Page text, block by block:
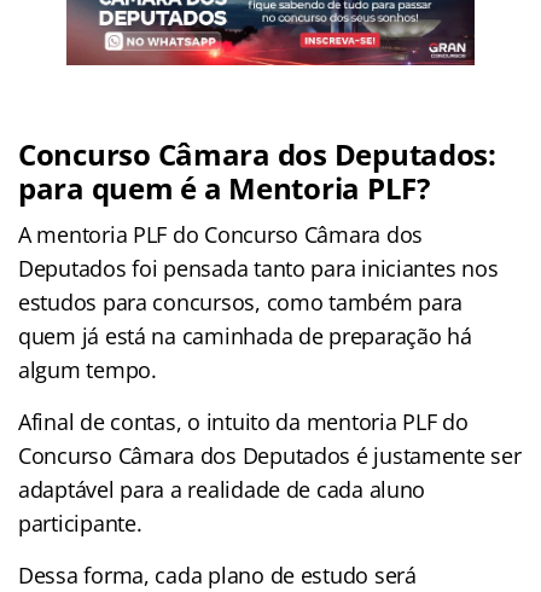
Concurso Câmara dos Deputados:
para quem é a Mentoria PLF?
A mentoria PLF do Concurso Câmara dos
Deputados foi pensada tanto para iniciantes nos
estudos para concursos, como também para
quem já está na caminhada de preparação há
algum tempo.
Afinal de contas, o intuito da mentoria PLF do
Concurso Câmara dos Deputados é justamente ser
adaptável para a realidade de cada aluno
participante.
Dessa forma, cada plano de estudo será